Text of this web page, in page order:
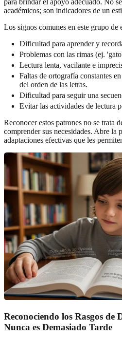
para brindar el apoyo adecuado. No
académicos; son indicadores de un
Los signos comunes en este grupo de
Dificultad para aprender y
Problemas con las rimas (ej.
Lectura lenta, vacilante e
Faltas de ortografía constantes
del orden de las letras.
Dificultad para seguir una
Evitar las actividades de lectura
Reconocer estos patrones no se trata
comprender sus necesidades. Abre la
adaptaciones efectivas que les
Reconociendo los Rasgos de
Nunca es Demasiado Tarde